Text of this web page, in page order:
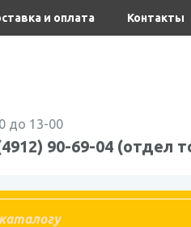
и оплата Контакты
до 13-00
90-69-04 (отдел
Тепличная (парниковая)